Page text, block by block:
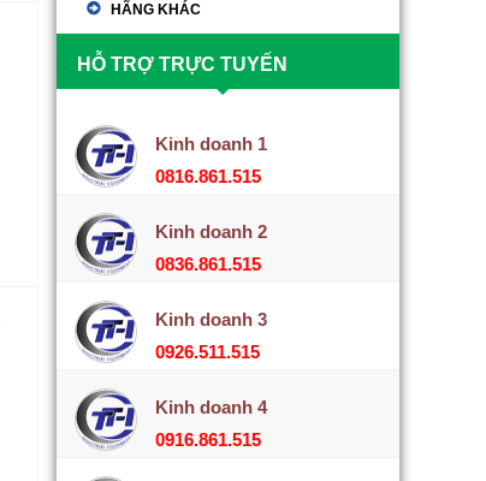
HÃNG KHÁC
HỖ TRỢ TRỰC TUYẾN
Kinh doanh 1
0816.861.515
Kinh doanh 2
0836.861.515
Kinh doanh 3
0926.511.515
Kinh doanh 4
0916.861.515